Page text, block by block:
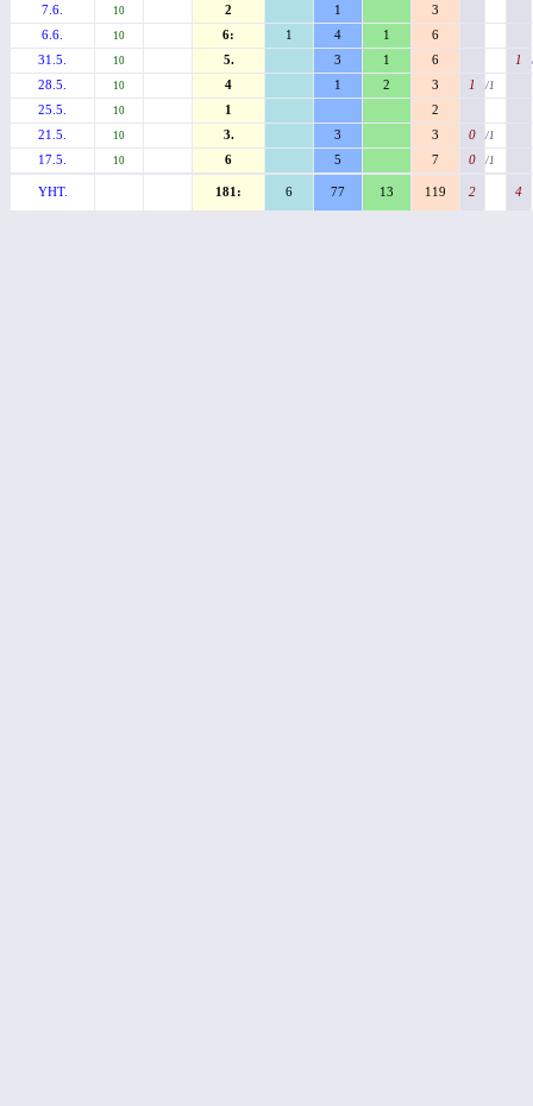
7.6.
10 2 1
3
6.6.
10 6: 1 4 1
6
31.5.
10 5. 3 1 6 1
28.5. 10 4 1 2 3 1 /1
25.5. 10 1
2
21.5.
10 3. 3 3 0 /1
17.5. 10 6 5 7 0 /1
YHT. 181: 6 77 13 119 2 4